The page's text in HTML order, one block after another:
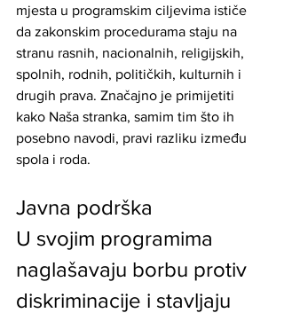
mjesta u programskim ciljevima ističe
da zakonskim procedurama staju na
stranu rasnih, nacionalnih, religijskih,
spolnih, rodnih, političkih, kulturnih i
drugih prava. Značajno je primijetiti
kako Naša stranka, samim tim što ih
posebno navodi, pravi razliku između
spola i roda.
Javna podrška
U svojim programima
naglašavaju borbu protiv
diskriminacije i stavljaju